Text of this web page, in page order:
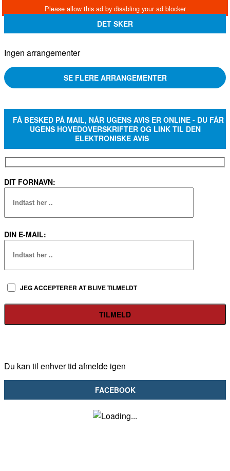
DET SKER
Ingen arrangementer
SE FLERE ARRANGEMENTER
FÅ BESKED PÅ MAIL, NÅR UGENS AVIS ER ONLINE - DU FÅR
UGENS HOVEDOVERSKRIFTER OG LINK TIL DEN
ELEKTRONISKE AVIS
DIT FORNAVN:
DIN E-MAIL:
JEG ACCEPTERER AT BLIVE TILMELDT
Du kan til enhver tid afmelde igen
FACEBOOK